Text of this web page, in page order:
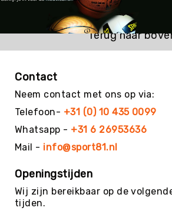
Omnikin®
Klimmen
Korfbal
Lacrosse
Mountainbiken
(MTB)
Oriëntatie
Padel
Pickleball
Pilates
Terug naar
Contact
Neem contact met ons op via:
Telefoon- +31 (0) 10 435 0099
Whatsapp - +31 6 26953636
Mail - info@sport81.nl
Openingstijden
Wij zijn bereikbaar op de
tijden.